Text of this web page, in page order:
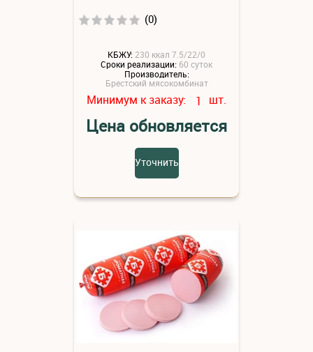
(0)
КБЖУ: 230 ккал 7.5/22/0
Сроки реализации: 60 суток
Производитель:
Брестский мясокомбинат
Минимум к заказу: 1 шт.
Цена обновляется
Уточнить